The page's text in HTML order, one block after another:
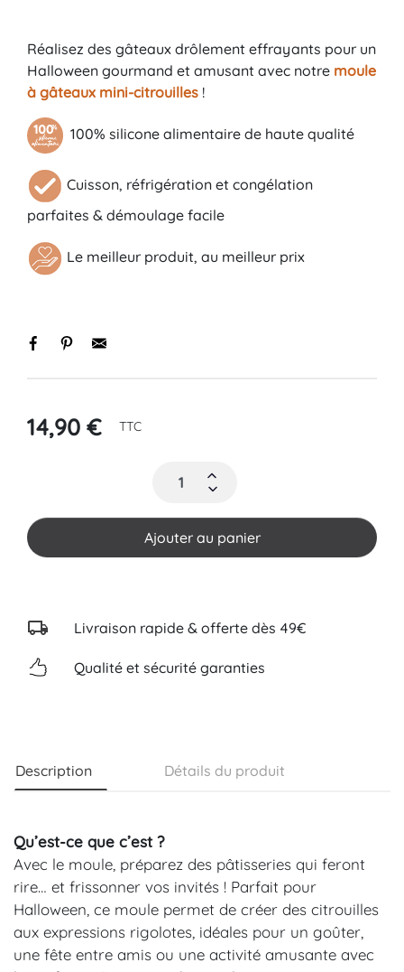
Réalisez des gâteaux drôlement effrayants pour un
Halloween gourmand et amusant avec notre moule
à gâteaux mini-citrouilles !
100% silicone alimentaire de haute qualité
Cuisson, réfrigération et congélation
parfaites & démoulage facile
Le meilleur produit, au meilleur prix
14,90 € TTC
Ajouter au panier
Livraison rapide & offerte dès 49€
Qualité et sécurité garanties
Description Détails du produit
Qu’est-ce que c’est ?
Avec le moule, préparez des pâtisseries qui feront
rire… et frissonner vos invités ! Parfait pour
Halloween, ce moule permet de créer des citrouilles
aux expressions rigolotes, idéales pour un goûter,
une fête entre amis ou une activité amusante avec